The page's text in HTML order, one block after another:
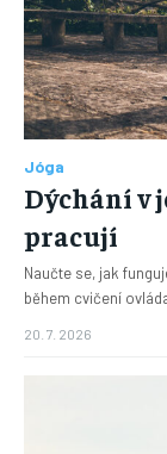
Jóga
Dýchání v
pracují
Naučte se, jak
20. 7. 2026